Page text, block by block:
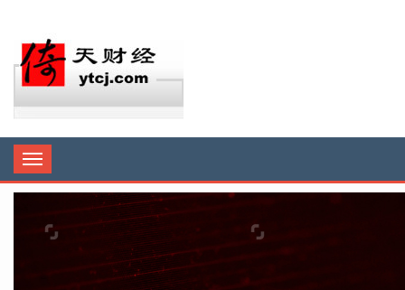
Toggle
navigation